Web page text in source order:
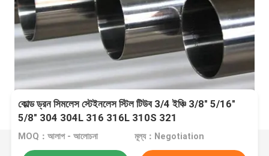
কোল্ড ড্রন সিমলেস স্টেইনলেস স্টিল টিউব 3/4 ইঞ্চি 3/8" 5/16"
5/8" 304 304L 316 316L 310S 321
MOQ：আলাপ - আলোচনা মূল্য：Negotiation